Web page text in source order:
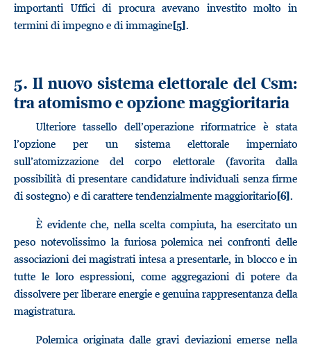
importanti Uffici di procura avevano investito molto in
termini di impegno e di immagine[5].
5. Il nuovo sistema elettorale del Csm:
tra atomismo e opzione maggioritaria
Ulteriore tassello dell’operazione riformatrice è stata
l’opzione per un sistema elettorale imperniato
sull’atomizzazione del corpo elettorale (favorita dalla
possibilità di presentare candidature individuali senza firme
di sostegno) e di carattere tendenzialmente maggioritario[6].
È evidente che, nella scelta compiuta, ha esercitato un
peso notevolissimo la furiosa polemica nei confronti delle
associazioni dei magistrati intesa a presentarle, in blocco e in
tutte le loro espressioni, come aggregazioni di potere da
dissolvere per liberare energie e genuina rappresentanza della
magistratura.
Polemica originata dalle gravi deviazioni emerse nella